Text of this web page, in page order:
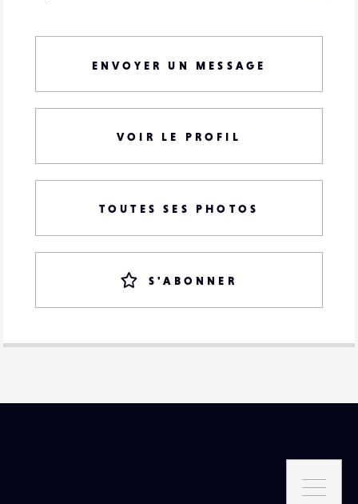
ENVOYER UN MESSAGE
VOIR LE PROFIL
TOUTES SES PHOTOS
S'ABONNER